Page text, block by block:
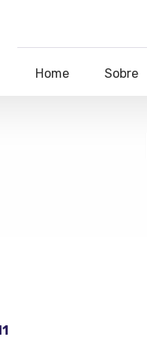
Home Sobre